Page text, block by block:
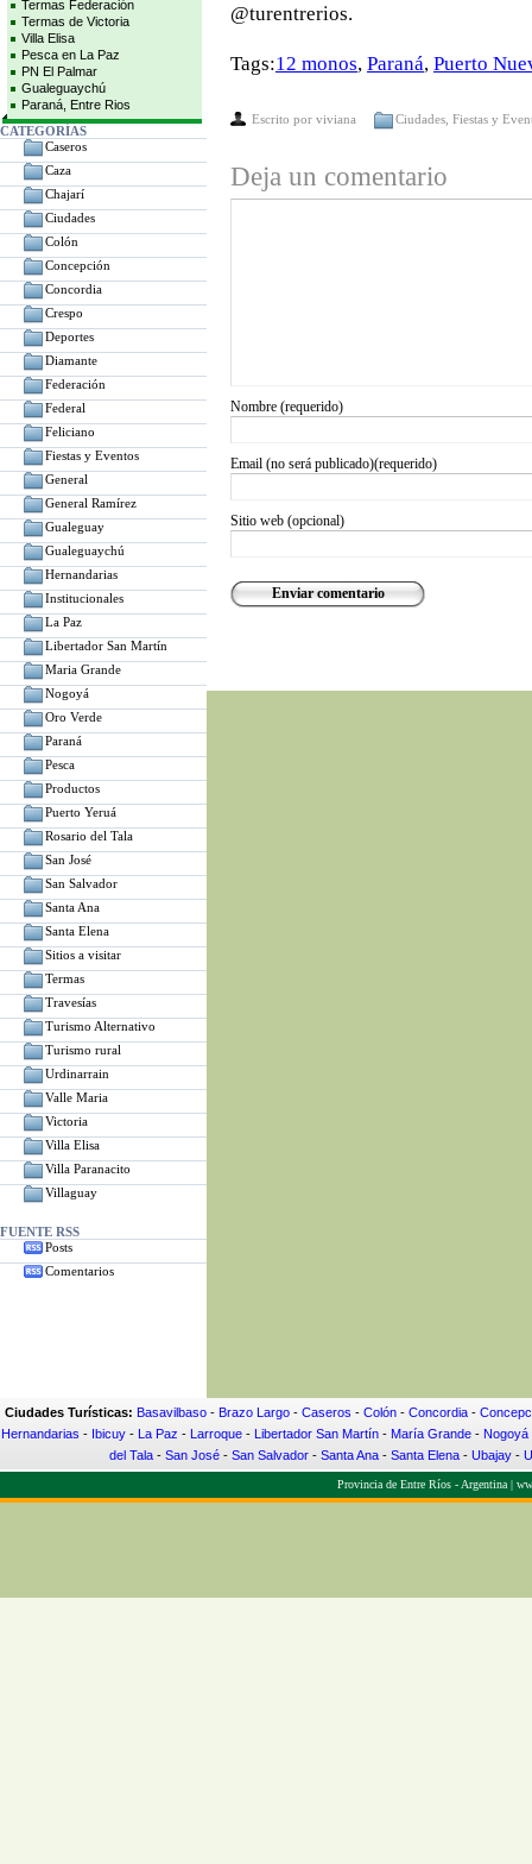
Termas Federación
Termas de Victoria
Villa Elisa
Pesca en La Paz
PN El Palmar
Gualeguaychú
Paraná, Entre Rios
CATEGORÍAS
Caseros
Caza
Chajarí
Ciudades
Colón
Concepción
Concordia
Crespo
Deportes
Diamante
Federación
Federal
Feliciano
Fiestas y Eventos
General
General Ramírez
Gualeguay
Gualeguaychú
Hernandarias
Institucionales
La Paz
Libertador San Martín
Maria Grande
Nogoyá
Oro Verde
Paraná
Pesca
Productos
Puerto Yeruá
Rosario del Tala
San José
San Salvador
Santa Ana
Santa Elena
Sitios a visitar
Termas
Travesías
Turismo Alternativo
Turismo rural
Urdinarrain
Valle Maria
Victoria
Villa Elisa
Villa Paranacito
Villaguay
FUENTE RSS
Posts
Comentarios
@turentrerios.
Tags:12 monos, Paraná, Puerto
Escrito por viviana Ciudades Fiestas y
Deja un comentario
Nombre (requerido)
Email (no será publicado)(requerido)
Sitio web (opcional)
Ciudades Turísticas: Basavilbaso- Brazo Largo- Caseros - Colón- Concordia-
Hernandarias - Ibicuy - La Paz - Larroque - Libertador San Martín - María Grande - Nogoyá
del Tala- San José- San Salvador- Santa Ana- Santa Elena- Ubajay-
Provincia de Entre Ríos - Argentina |